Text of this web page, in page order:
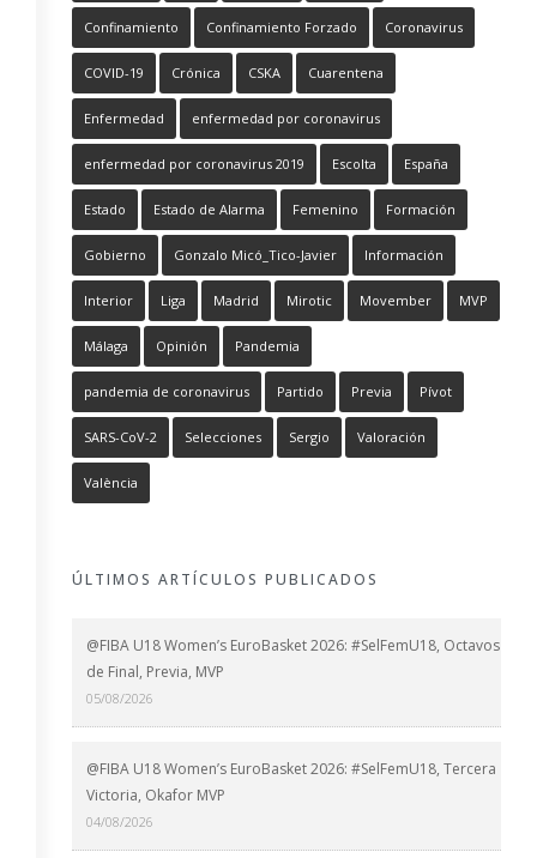
Confinamiento Confinamiento Forzado Coronavirus
COVID-19 Crónica CSKA Cuarentena
Enfermedad enfermedad por coronavirus
enfermedad por coronavirus 2019 Escolta España
Estado Estado de Alarma Femenino Formación
Gobierno Gonzalo Micó_Tico-Javier Información
Interior Liga Madrid Mirotic Movember MVP
Málaga Opinión Pandemia
pandemia de coronavirus Partido Previa Pívot
SARS-CoV-2 Selecciones Sergio Valoración
València
ÚLTIMOS ARTÍCULOS PUBLICADOS
@FIBA U18 Women’s EuroBasket 2026: #SelFemU18, Octavos
de Final, Previa, MVP
05/08/2026
@FIBA U18 Women’s EuroBasket 2026: #SelFemU18, Tercera
Victoria, Okafor MVP
04/08/2026